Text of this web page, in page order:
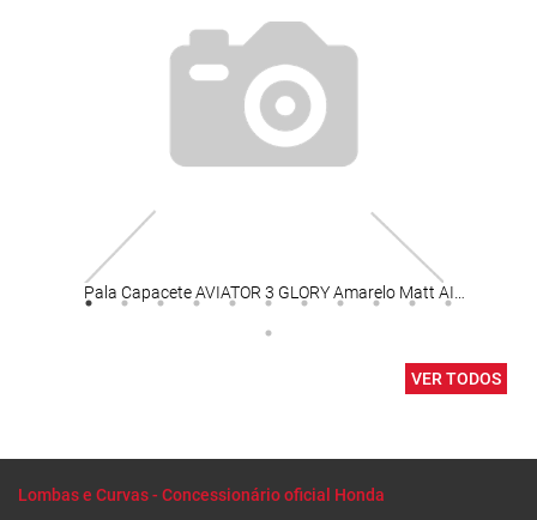
VER TODOS
Lombas e Curvas - Concessionário oficial Honda